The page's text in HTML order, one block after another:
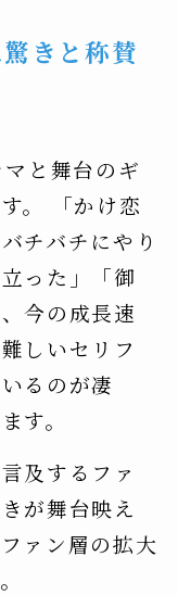
きと称賛
と舞台のギ
。 「かけ恋
チバチにやり
った」「御
今の成長速
しいセリフ
るのが凄
す。
及するファ
が舞台映え
ァン層の拡大